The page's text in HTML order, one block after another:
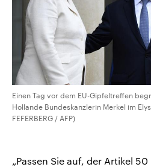
Einen Tag vor dem EU-Gipfeltreffen
Hollande Bundeskanzlerin Merkel im
FEFERBERG / AFP)
„Passen Sie auf, der Artikel